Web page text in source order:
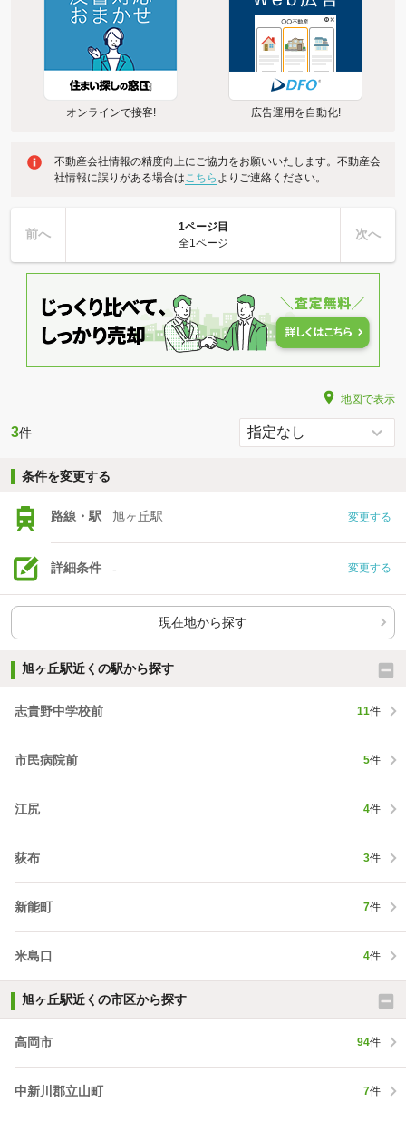
オンラインで接客! 広告運用を自動化!
不動産会社情報の精度向上にご協力をお願いいたします。不動産会
社情報に誤りがある場合はこちら よりご連絡ください。
前へ
1ページ目
全1ページ
次へ
地図で表示
3件
条件を変更する
路線・駅 旭ヶ丘駅 変更する
詳細条件 - 変更する
現在地から探す
旭ヶ丘駅近くの駅から探す
志貴野中学校前 11件
市民病院前 5件
江尻 4件
荻布 3件
新能町 7件
米島口 4件
旭ヶ丘駅近くの市区から探す
高岡市 94件
中新川郡立山町 7件